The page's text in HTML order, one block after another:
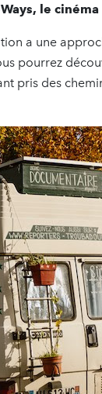
le cinéma
a une
pourrez
pris des